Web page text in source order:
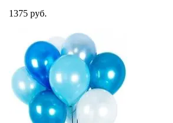
1375 руб.